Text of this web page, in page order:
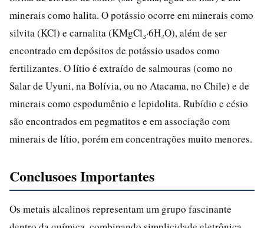
minerais como halita. O potássio ocorre em minerais como
silvita (KCl) e carnalita (KMgCl₃·6H₂O), além de ser
encontrado em depósitos de potássio usados como
fertilizantes. O lítio é extraído de salmouras (como no
Salar de Uyuni, na Bolívia, ou no Atacama, no Chile) e de
minerais como espodumênio e lepidolita. Rubídio e césio
são encontrados em pegmatitos e em associação com
minerais de lítio, porém em concentrações muito menores.
Conclusoes Importantes
Os metais alcalinos representam um grupo fascinante